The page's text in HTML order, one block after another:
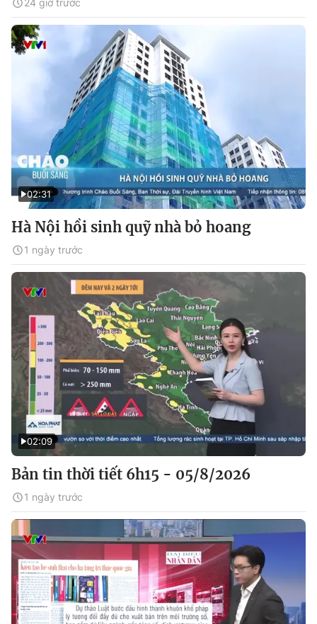
24 giờ trước
02:31
Hà Nội hồi sinh quỹ nhà bỏ hoang
1 ngày trước
02:09
Bản tin thời tiết 6h15 - 05/8/2026
1 ngày trước